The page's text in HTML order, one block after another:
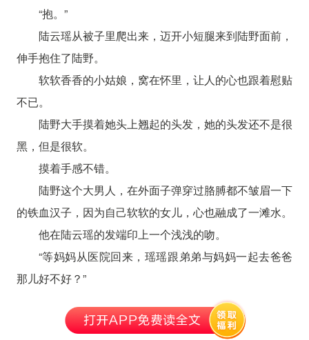
“抱。”
陆云瑶从被子里爬出来，迈开小短腿来到陆野面前，
伸手抱住了陆野。
软软香香的小姑娘，窝在怀里，让人的心也跟着慰贴
不已。
陆野大手摸着她头上翘起的头发，她的头发还不是很
黑，但是很软。
摸着手感不错。
陆野这个大男人，在外面子弹穿过胳膊都不皱眉一下
的铁血汉子，因为自己软软的女儿，心也融成了一滩水。
他在陆云瑶的发端印上一个浅浅的吻。
“等妈妈从医院回来，瑶瑶跟弟弟与妈妈一起去爸爸
那儿好不好？”